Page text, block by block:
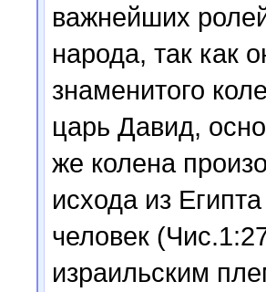
важнейших
народа, так как
знаменитого
царь Давид,
же колена
исхода из
человек
израильским